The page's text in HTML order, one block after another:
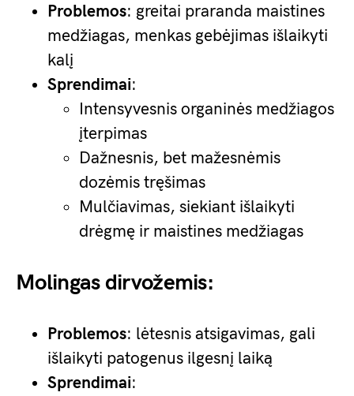
Problemos: greitai praranda maistines
medžiagas, menkas gebėjimas išlaikyti
kalį
Sprendimai:
Intensyvesnis organinės medžiagos
įterpimas
Dažnesnis, bet mažesnėmis
dozėmis tręšimas
Mulčiavimas, siekiant išlaikyti
drėgmę ir maistines medžiagas
Molingas dirvožemis:
Problemos: lėtesnis atsigavimas, gali
išlaikyti patogenus ilgesnį laiką
Sprendimai: